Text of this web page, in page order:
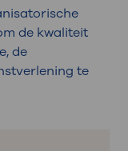
de kwaliteit
de
te